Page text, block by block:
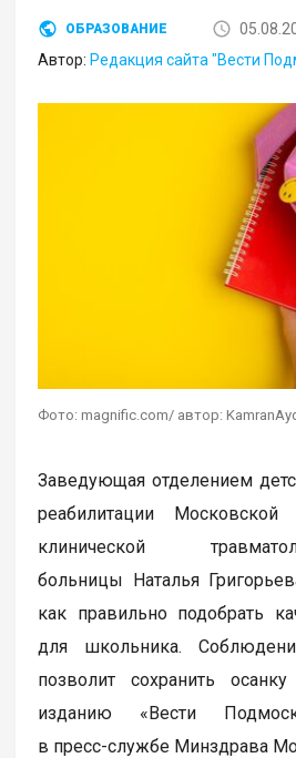
ОБРАЗОВАНИЕ
Автор: Редакция сайта "Вести
Фото: magnific.com/ автор:
Заведующая отделением
реабилитации Московской
клинической
больницы Наталья
как правильно подобрать
для школьника.
позволит сохранить
изданию «Вести
в пресс-службе Минздрава